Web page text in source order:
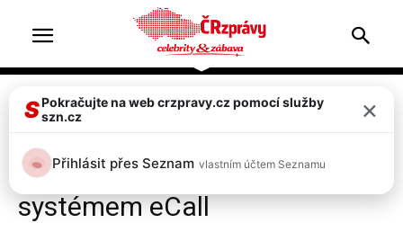
Doprava & nehody
V Sobotce se srazila dvě auta,
sama si přivolala pomoc
systémem eCall
SPokračujte na web crzpravy.cz pomocí služby
szn.cz
×
Přihlásit přes Seznam vlastním účtem Seznamu